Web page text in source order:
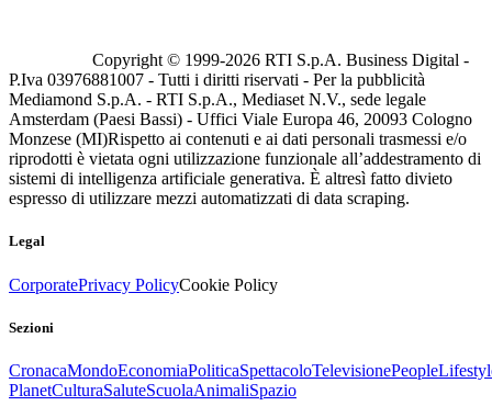
Copyright © 1999-2026 RTI S.p.A. Business Digital -
P.Iva 03976881007 - Tutti i diritti riservati - Per la pubblicità
Mediamond S.p.A. - RTI S.p.A., Mediaset N.V., sede legale
Amsterdam (Paesi Bassi) - Uffici Viale Europa 46, 20093 Cologno
Monzese (MI)Rispetto ai contenuti e ai dati personali trasmessi e/o
riprodotti è vietata ogni utilizzazione funzionale all’addestramento di
sistemi di intelligenza artificiale generativa. È altresì fatto divieto
espresso di utilizzare mezzi automatizzati di data scraping.
Legal
CorporatePrivacy PolicyCookie Policy
Sezioni
CronacaMondoEconomiaPoliticaSpettacoloTelevisionePeople
PlanetCulturaSaluteScuolaAnimaliSpazio